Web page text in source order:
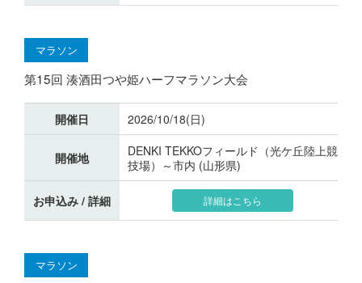
マラソン
第15回 湊酒田つや姫ハーフマラソン大会
開催日 2026/10/18(日)
開催地
DENKI TEKKOフィールド（光ケ丘陸上競
技場）～市内 (山形県)
お申込み / 詳細 詳細はこちら
マラソン